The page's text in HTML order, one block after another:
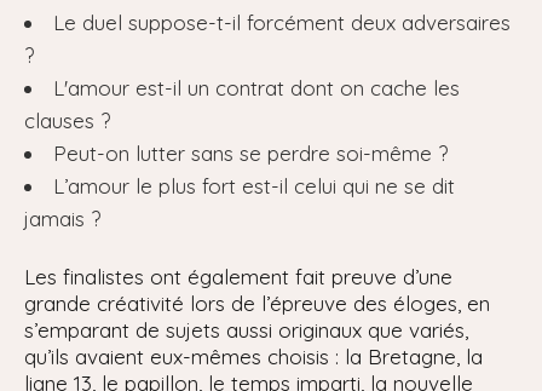
Le duel suppose-t-il forcément deux adversaires
?
L'amour est-il un contrat dont on cache les
clauses ?
Peut-on lutter sans se perdre soi-même ?
L’amour le plus fort est-il celui qui ne se dit
jamais ?
Les finalistes ont également fait preuve d’une
grande créativité lors de l’épreuve des éloges, en
s’emparant de sujets aussi originaux que variés,
qu’ils avaient eux-mêmes choisis : la Bretagne, la
ligne 13, le papillon, le temps imparti, la nouvelle